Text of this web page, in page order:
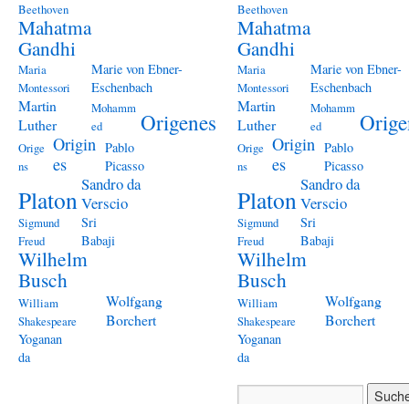
Beethoven
Mahatma
Gandhi
Maria
Montessori
Marie von Ebner-
Eschenbach
Martin
Luther
Mohamm
ed
Origenes
Orige
ns
Origin
es
Pablo
Picasso
Platon
Sandro da
Verscio
Sigmund
Freud
Sri
Babaji
Wilhelm
Busch
William
Shakespeare
Wolfgang
Borchert
Yoganan
da
Beethoven
Mahatma
Gandhi
Maria
Montessori
Marie von Ebner-
Eschenbach
Martin
Luther
Mohamm
ed
Orige
ns
Origin
es
Pablo
Picasso
Platon
Sandro da
Verscio
Sigmund
Freud
Sri
Babaji
Wilhelm
Busch
William
Shakespeare
Wolfgang
Borchert
Yoganan
da